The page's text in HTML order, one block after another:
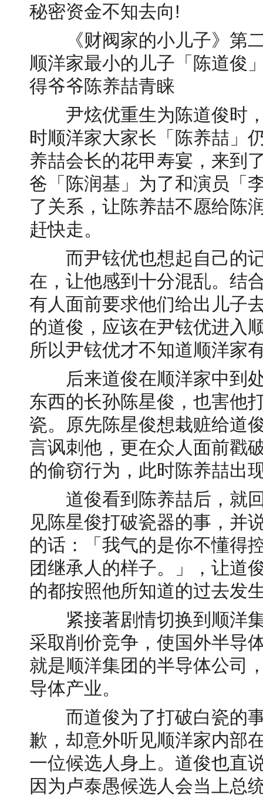
秘密资金不知去向!
《财阀家的小儿子》第二
顺洋家最小的儿子「陈道俊
得爷爷陈养喆青睐
尹炫优重生为陈道俊时，
时顺洋家大家长「陈养喆」
养喆会长的花甲寿宴，来到
爸「陈润基」为了和演员「
了关系，让陈养喆不愿给陈
赶快走。
而尹铉优也想起自己的记
在，让他感到十分混乱。结
有人面前要求他们给出儿子
的道俊，应该在尹铉优进入
所以尹铉优才不知道顺洋家
后来道俊在顺洋家中到处
东西的长孙陈星俊，也害他
瓷。原先陈星俊想栽赃给道
言讽刺他，更在众人面前戳
的偷窃行为，此时陈养喆出
道俊看到陈养喆后，就回
见陈星俊打破瓷器的事，并
的话：「我气的是你不懂得
团继承人的样子。」，让道
的都按照他所知道的过去发
紧接著剧情切换到顺洋集
采取削价竞争，使国外半导
就是顺洋集团的半导体公司
导体产业。
而道俊为了打破白瓷的事
歉，却意外听见顺洋家内部
一位候选人身上。道俊也直
因为卢泰愚候选人会当上总